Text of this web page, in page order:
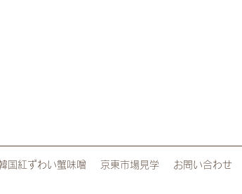
国紅ずわい蟹味噌 京東市場見学 お問い合わせ